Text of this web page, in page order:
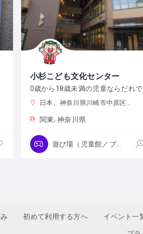
小杉こども文化センター
日本、神奈川県川崎市中原区小杉町３−６００
関東 神奈川県
遊び場（児童館／プレーパーク）
初めて利用する方へ イベント一